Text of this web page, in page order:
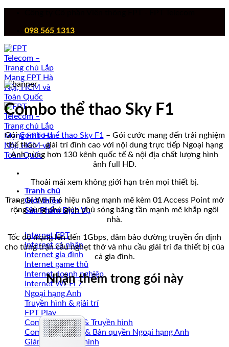
098 565 1313
Tranh chủ
Giới thiệu
Sản Phẩm Dịch Vụ
Internet FPT
Internet cá nhân
Internet gia đình
Internet game thủ
Internet doanh nghiệp
Internet Wi-Fi 7
Ngoại hạng Anh
Truyền hình & giải trí
FPT Play
Combo Internet & Truyền hình
Combo thể thao & Bản quyền Ngoại hạng Anh
Giám sát thông minh
Combo thể thao Sky F1
GóiCombo thể thao Sky F1 – Gói cước mang đến trải nghiệm
thể thao – giải trí đỉnh cao với nội dung trực tiếp Ngoại hạng
Anh cùng hơn 130 kênh quốc tế & nội địa chất lượng hình
ảnh full HD.
Thoải mái xem không giới hạn trên mọi thiết bị.
Trang bị Wi-Fi 6 hiệu năng mạnh mẽ kèm 01 Access Point mở
rộng vùng phủ giúp phủ sóng băng tần mạnh mẽ khắp ngôi
nhà.
Tốc độ mạng lên đến 1Gbps, đảm bảo đường truyền ổn định
cho từng trận cầu nghẹt thở và nhu cầu giải trí đa thiết bị của
cả gia đình.
Nhận thêm trong gói này